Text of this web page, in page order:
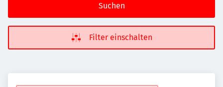
Suchen
Filter einschalten